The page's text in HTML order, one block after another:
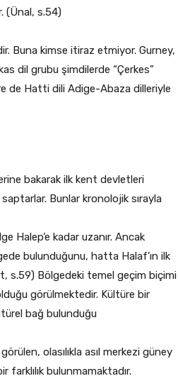
(Ünal, s.54)
Buna kimse itiraz etmiyor. Gurney,
dil grubu şimdilerde “Çerkes”
de Hatti dili Adige-Abaza dilleriyle
bakarak ilk kent devletleri
Bunlar kronolojik sırayla
Halep’e kadar uzanır. Ancak
bulunduğunu, hatta Halaf’ın ilk
s.59) Bölgedeki temel geçim biçimi
görülmektedir. Kültüre bir
bağ bulunduğu
olasılıkla asıl merkezi güney
farklılık bulunmamaktadır.